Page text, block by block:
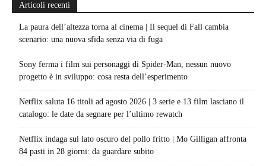
Articoli recenti
La paura dell’altezza torna al cinema | Il sequel di Fall cambia
scenario: una nuova sfida senza via di fuga
Sony ferma i film sui personaggi di Spider-Man, nessun nuovo
progetto è in sviluppo: cosa resta dell’esperimento
Netflix saluta 16 titoli ad agosto 2026 | 3 serie e 13 film lasciano il
catalogo: le date da segnare per l’ultimo rewatch
Netflix indaga sul lato oscuro del pollo fritto | Mo Gilligan affronta
84 pasti in 28 giorni: da guardare subito